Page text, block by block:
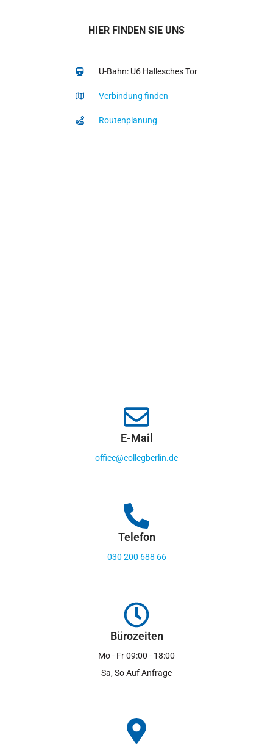
HIER FINDEN SIE UNS
U-Bahn: U6 Hallesches Tor
Verbindung finden
Routenplanung
E-Mail
office@collegberlin.de
Telefon
030 200 688 66
Bürozeiten
Mo - Fr 09:00 - 18:00
Sa, So Auf Anfrage